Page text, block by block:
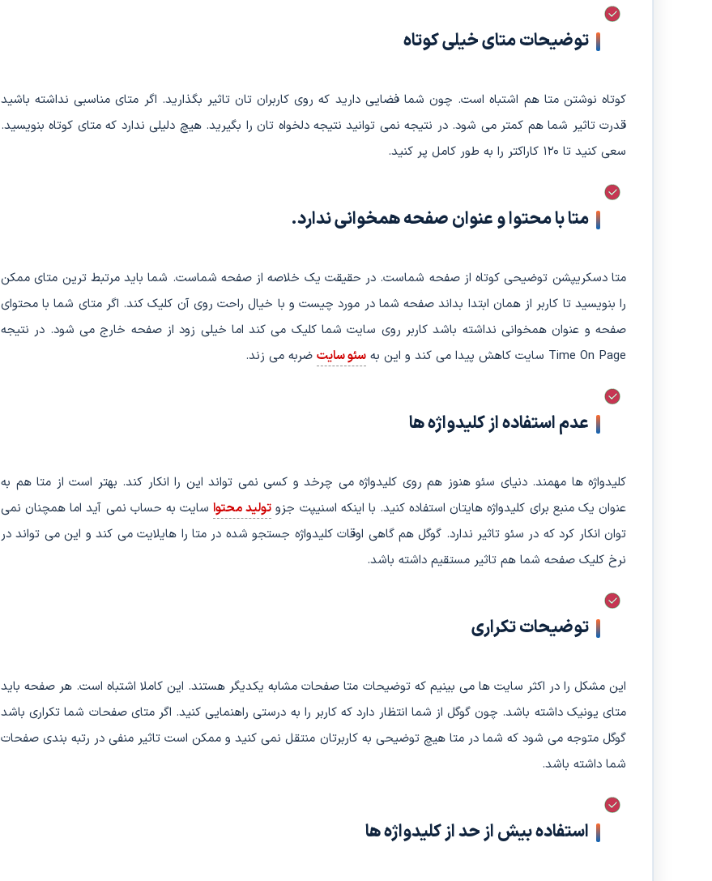
توضیحات متای خیلی کوتاه
کوتاه نوشتن متا هم اشتباه است. چون شما فضایی دارید که روی کاربران تان تاثیر بگذارید. اگر متای مناسبی نداشته باشید
قدرت تاثیر شما هم کمتر می شود. در نتیجه نمی توانید نتیجه دلخواه تان را بگیرید. هیچ دلیلی ندارد که متای کوتاه بنویسید.
سعی کنید تا ۱۲۰ کاراکتر را به طور کامل پر کنید.
متا با محتوا و عنوان صفحه همخوانی ندارد.
متا دسکریپشن توضیحی کوتاه از صفحه شماست. در حقیقت یک خلاصه از صفحه شماست. شما باید مرتبط ترین متای ممکن
را بنویسید تا کاربر از همان ابتدا بداند صفحه شما در مورد چیست و با خیال راحت روی آن کلیک کند. اگر متای شما با محتوای
صفحه و عنوان همخوانی نداشته باشد کاربر روی سایت شما کلیک می کند اما خیلی زود از صفحه خارج می شود. در نتیجه
Time On Page سایت کاهش پیدا می کند و این به
سئو سایت ضربه می زند.
عدم استفاده از کلیدواژه ها
کلیدواژه ها مهمند. دنیای سئو هنوز هم روی کلیدواژه می چرخد و کسی نمی تواند این را انکار کند. بهتر است از متا هم به
عنوان یک منبع برای کلیدواژه هایتان استفاده کنید. با اینکه اسنیپت جزو تولید محتواسایت به حساب نمی آید اما همچنان نمی
توان انکار کرد که در سئو تاثیر ندارد. گوگل هم گاهی اوقات کلیدواژه جستجو شده در متا را هایلایت می کند و این می تواند در
نرخ کلیک صفحه شما هم تاثیر مستقیم داشته باشد.
توضیحات تکراری
این مشکل را در اکثر سایت ها می بینیم که توضیحات متا صفحات مشابه یکدیگر هستند. این کاملا اشتباه است. هر صفحه باید
متای یونیک داشته باشد. چون گوگل از شما انتظار دارد که کاربر را به درستی راهنمایی کنید. اگر متای صفحات شما تکراری باشد
گوگل متوجه می شود که شما در متا هیچ توضیحی به کاربرتان منتقل نمی کنید و ممکن است تاثیر منفی در رتبه بندی صفحات
شما داشته باشد.
استفاده بیش از حد از کلیدواژه ها